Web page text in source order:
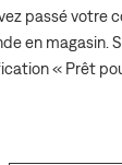
passé votre
en magasin.
« Prêt